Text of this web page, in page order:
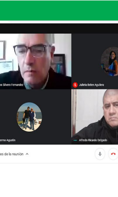
MINISTERIO
DE